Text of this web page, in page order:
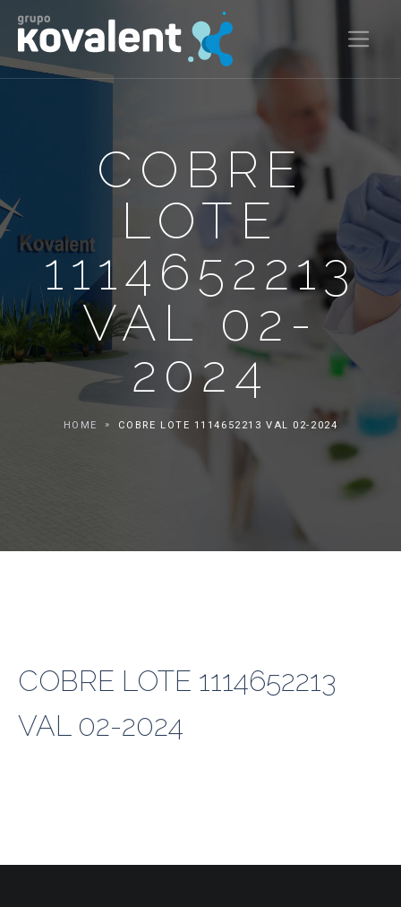
COBRE
LOTE
1114652213
VAL 02-
2024
HOME COBRE LOTE 1114652213 VAL 02-2024
COBRE LOTE 1114652213
VAL 02-2024